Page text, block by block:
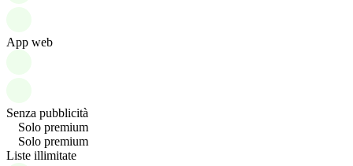
App web
Senza pubblicità
Solo premium
Solo premium
Liste illimitate